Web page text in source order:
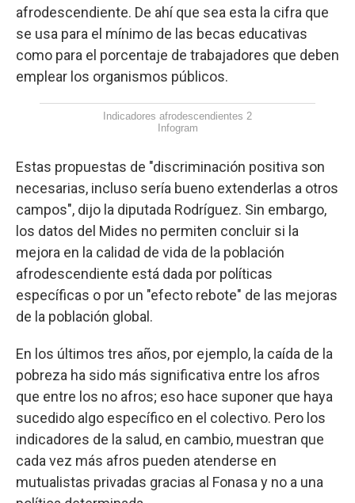
afrodescendiente. De ahí que sea esta la cifra que
se usa para el mínimo de las becas educativas
como para el porcentaje de trabajadores que deben
emplear los organismos públicos.
Indicadores afrodescendientes 2
Infogram
Estas propuestas de "discriminación positiva son
necesarias, incluso sería bueno extenderlas a otros
campos", dijo la diputada Rodríguez. Sin embargo,
los datos del Mides no permiten concluir si la
mejora en la calidad de vida de la población
afrodescendiente está dada por políticas
específicas o por un "efecto rebote" de las mejoras
de la población global.
En los últimos tres años, por ejemplo, la caída de la
pobreza ha sido más significativa entre los afros
que entre los no afros; eso hace suponer que haya
sucedido algo específico en el colectivo. Pero los
indicadores de la salud, en cambio, muestran que
cada vez más afros pueden atenderse en
mutualistas privadas gracias al Fonasa y no a una